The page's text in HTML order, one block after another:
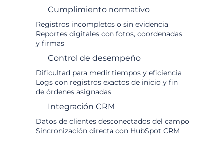
Cumplimiento normativo
Registros incompletos o sin evidencia
Reportes digitales con fotos, coordenadas
y firmas
Control de desempeño
Dificultad para medir tiempos y eficiencia
Logs con registros exactos de inicio y fin
de órdenes asignadas
Integración CRM
Datos de clientes desconectados del campo
Sincronización directa con HubSpot CRM